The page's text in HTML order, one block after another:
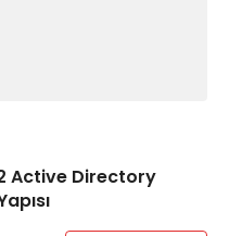
Active Directory